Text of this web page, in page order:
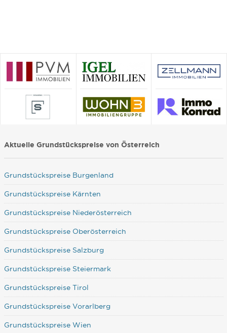
Aktuelle Grundstückspreise von Österreich
Grundstückspreise Burgenland
Grundstückspreise Kärnten
Grundstückspreise Niederösterreich
Grundstückspreise Oberösterreich
Grundstückspreise Salzburg
Grundstückspreise Steiermark
Grundstückspreise Tirol
Grundstückspreise Vorarlberg
Grundstückspreise Wien